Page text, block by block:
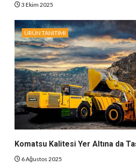
3 Ekim 2025
ÜRÜN TANITIMI
Komatsu Kalitesi Yer Altına da
6 Ağustos 2025